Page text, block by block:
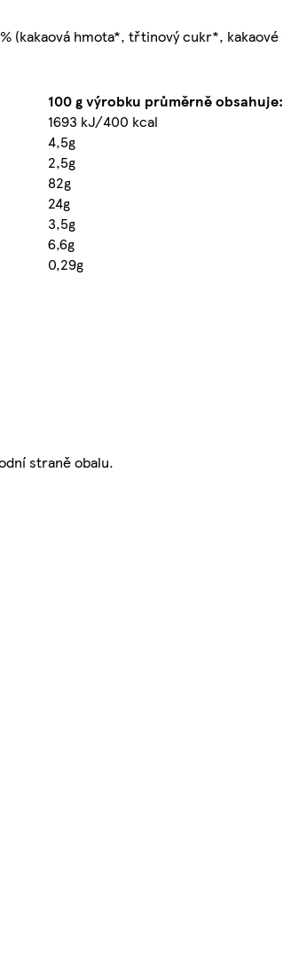
(kakaová hmota*, třtinový cukr*,
100 g výrobku průměrně obsahuje:
1693 kJ/400 kcal
4,5g
2,5g
82g
24g
3,5g
6,6g
0,29g
straně obalu.